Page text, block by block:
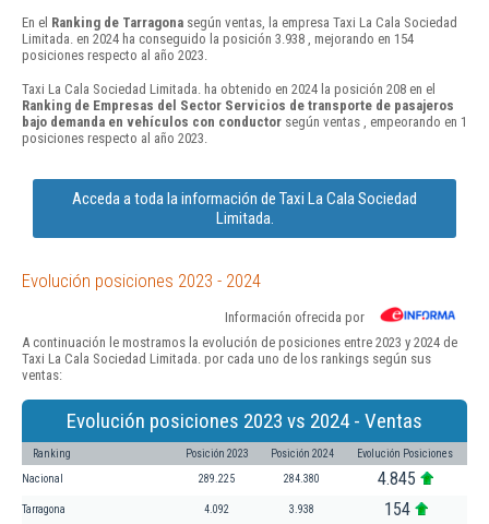
En el Ranking de Tarragona según ventas, la empresa Taxi La Cala Sociedad
Limitada. en 2024 ha conseguido la posición 3.938 , mejorando en 154
posiciones respecto al año 2023.
Taxi La Cala Sociedad Limitada. ha obtenido en 2024 la posición 208 en el
Ranking de Empresas del Sector Servicios de transporte de pasajeros
bajo demanda en vehículos con conductor según ventas , empeorando en 1
posiciones respecto al año 2023.
Acceda a toda la información de Taxi La Cala Sociedad
Limitada.
Evolución posiciones 2023 - 2024
Información ofrecida por
A continuación le mostramos la evolución de posiciones entre 2023 y 2024 de
Taxi La Cala Sociedad Limitada. por cada uno de los rankings según sus
ventas:
Evolución posiciones 2023 vs 2024 - Ventas
Ranking Posición 2023 Posición 2024 Evolución Posiciones
Nacional 289.225 284.380 4.845
Tarragona 4.092 3.938 154